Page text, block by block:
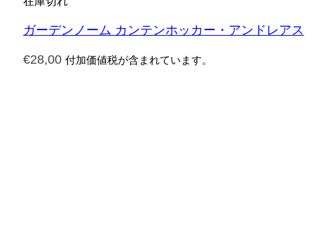
ガーデンノーム カンテンホッカー・アンドレアス
€28,00 付加価値税が含まれています。